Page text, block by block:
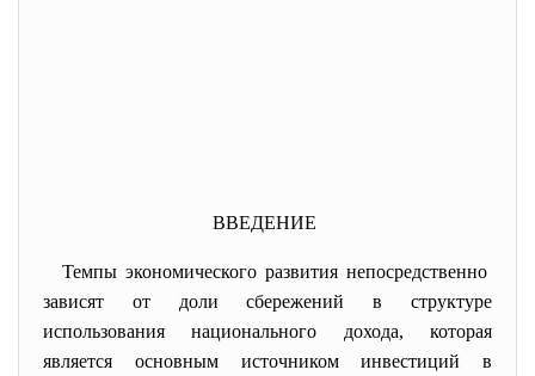
ВВЕДЕНИЕ
Темпы экономического развития непосредственно
зависят от доли сбережений в структуре
использования национального дохода, которая
является основным источником инвестиций в